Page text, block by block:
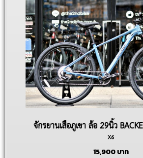
จักรยานเสือภูเขา ล้อ 29นิ้ว
12สปีด
X6
15,900 บาท